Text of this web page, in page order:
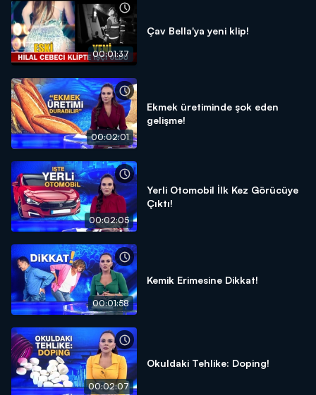
00:01:37
Çav Bella'ya yeni klip!
00:02:01
Ekmek üretiminde şok eden
gelişme!
00:02:05
Yerli Otomobil İlk Kez Görücüye
Çıktı!
00:01:58
Kemik Erimesine Dikkat!
00:02:07
Okuldaki Tehlike: Doping!